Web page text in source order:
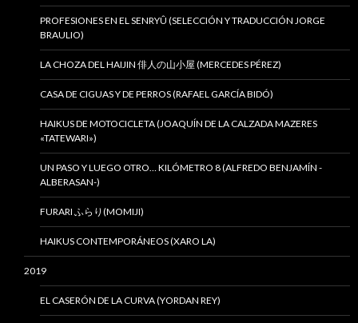
PROFESIONES EN EL SENRYÛ (SELECCIÓN Y TRADUCCIÓN JORGE
BRAULIO)
LA CHOZA DEL HAIJIN 俳人の山小屋 (MERCEDES PÉREZ)
CASA DE CIGUAS Y DE PERROS (RAFAEL GARCÍA BIDÓ)
HAIKUS DE MOTOCICLETA (JOAQUÍN DE LA CALZADA MAZERES
«TATEWARI»)
UN PASO Y LUEGO OTRO… KILÓMETRO 8 (ALFREDO BENJAMÍN -
ALBERASAN-)
FURARI ふらり(MOMIJI)
HAIKUS CONTEMPORÁNEOS (XARO LA)
2019
EL CASERÓN DE LA CURVA (YORDAN REY)